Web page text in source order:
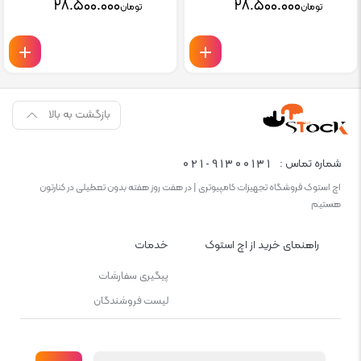
تومان۲۸.۵۰۰.۰۰۰ تومان۲۸.۵۰۰.۰۰۰
بازگشت به بالا
شماره تماس : 021-91300131
اچ استوک فروشگاه تجهیزات کامپیوتری | در هفت روز هفته بدون تعطیلی در کنارتون
هستیم
راهنمای خرید از اچ استوک خدمات
پیگیری سفارشات
لیست فروشندگان